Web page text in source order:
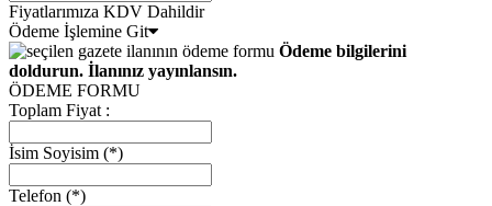
Fiyatlarımıza KDV Dahildir
Ödeme İşlemine Git
Ödeme bilgilerini
doldurun. İlanınız yayınlansın.
ÖDEME FORMU
Toplam Fiyat :
İsim Soyisim (*)
Telefon (*)